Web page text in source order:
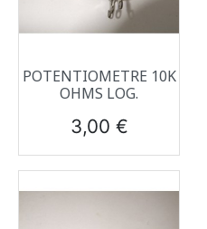
POTENTIOMETRE 10K
OHMS LOG.
Prix
3,00 €